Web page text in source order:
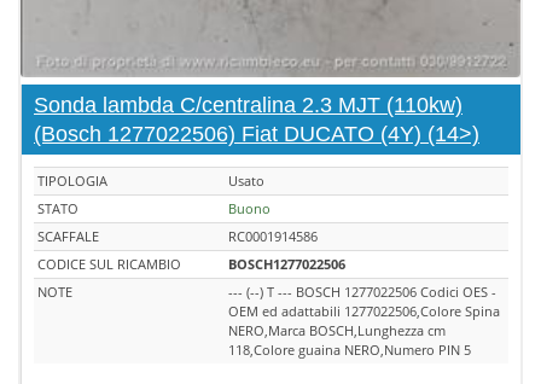
Sonda lambda C/centralina 2.3 MJT (110kw)
(Bosch 1277022506) Fiat DUCATO (4Y) (14>)
TIPOLOGIA
Usato
STATO
Buono
SCAFFALE
RC0001914586
CODICE SUL RICAMBIO
BOSCH1277022506
NOTE
--- (--) T --- BOSCH 1277022506 Codici OES -
OEM ed adattabili 1277022506,Colore Spina
NERO,Marca BOSCH,Lunghezza cm
118,Colore guaina NERO,Numero PIN 5